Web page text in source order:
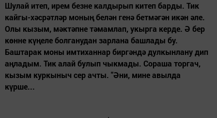
Шулай итеп, ирем безне калдырып китеп барды. Тик
кайгы-хәсрәтләр моның белән генә бетмәгән икән әле.
Олы кызым, мәктәпне тәмамлап, укырга керде. Ә бер
көнне күңеле болганудан зарлана башлады бу.
Баштарак моны имтиханнар биргәндә дулкынлану дип
аңладым. Тик алай булып чыкмады. Сораша торгач,
кызым куркыныч сер ачты. "Әни, мине авылда
күрше...